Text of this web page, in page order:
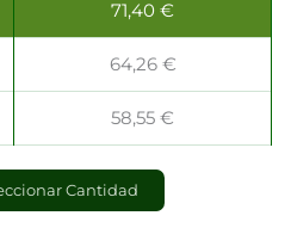
71,40€
64,26 €
58,55€
Cantidad